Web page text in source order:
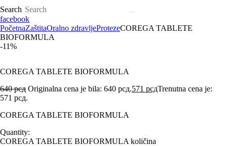
Search
facebook
PočetnaZaštitaOralno zdravljeProtezeCOREGA TABLETE
BIOFORMULA
-11%
COREGA TABLETE BIOFORMULA
640рсд Originalna cena je bila: 640 рсд.571 рсдTrenutna cena je:
571 рсд.
COREGA TABLETE BIOFORMULA
Quantity:
COREGA TABLETE BIOFORMULA količina